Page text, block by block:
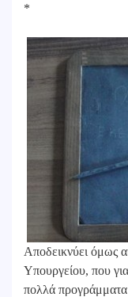
*
Αποδεικνύει όμως
Υπουργείου, που
πολλά